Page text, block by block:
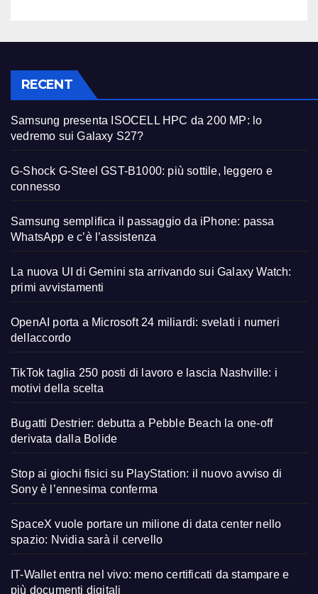
RECENT
Samsung presenta ISOCELL HPC da 200 MP: lo
vedremo sui Galaxy S27?
G-Shock G-Steel GST-B1000: più sottile, leggero e
connesso
Samsung semplifica il passaggio da iPhone: passa
WhatsApp e c’è l’assistenza
La nuova UI di Gemini sta arrivando sui Galaxy Watch:
primi avvistamenti
OpenAI porta a Microsoft 24 miliardi: svelati i numeri
dellaccordo
TikTok taglia 250 posti di lavoro e lascia Nashville: i
motivi della scelta
Bugatti Destrier: debutta a Pebble Beach la one-off
derivata dalla Bolide
Stop ai giochi fisici su PlayStation: il nuovo avviso di
Sony è l’ennesima conferma
SpaceX vuole portare un milione di data center nello
spazio: Nvidia sarà il cervello
IT-Wallet entra nel vivo: meno certificati da stampare e
più documenti digitali